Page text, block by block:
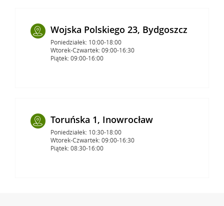
Wojska Polskiego 23, Bydgoszcz
Poniedziałek: 10:00-18:00
Wtorek-Czwartek: 09:00-16:30
Piątek: 09:00-16:00
Toruńska 1, Inowrocław
Poniedziałek: 10:30-18:00
Wtorek-Czwartek: 09:00-16:30
Piątek: 08:30-16:00